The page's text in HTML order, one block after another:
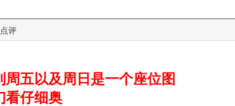
评
五以及周日是一个座位图
看仔细奥